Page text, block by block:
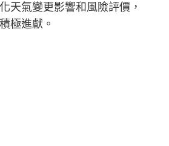
天氣變更影響和風險評價，
極進獻。